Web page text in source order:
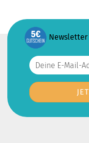
Newsletter